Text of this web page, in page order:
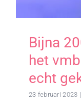
Bijna
het
echt
23 februari 2023 |